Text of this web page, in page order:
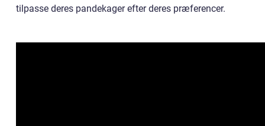
tilpasse deres pandekager efter deres præferencer.